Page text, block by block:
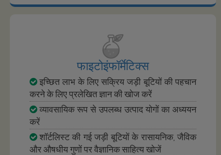
फाइटोइंफॉर्मेटिक्स
इच्छित लाभ के लिए सक्रिय जड़ी बूटियों की पहचान
करने के लिए प्रलेखित ज्ञान की खोज करें
व्यावसायिक रूप से उपलब्ध उत्पाद योगों का अध्ययन
करें
शॉर्टलिस्ट की गई जड़ी बूटियों के रासायनिक, जैविक
और औषधीय गुणों पर वैज्ञानिक साहित्य खोजें